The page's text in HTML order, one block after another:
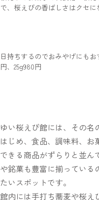
で、桜えびの香ばしさはクセ
日持ちするのでおみやげにも
円、25g980円
ゆい桜えび館には、その名
はじめ、食品、調味料、
できる商品がずらりと並ん
や銘菓も豊富に揃っている
たいスポットです。
館内には手打ち蕎麦や桜え